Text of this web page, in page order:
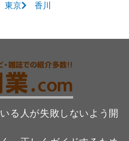
東京 香川
る人が失敗しないよう開